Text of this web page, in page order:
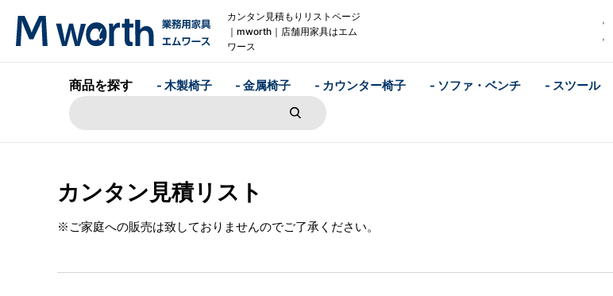
カンタン見積もりリストページ
｜mworth｜店舗用家具はエム
ワース
商品を探す - 木製椅子 - 金属椅子 - カウンター椅子 - ソファ・ベンチ - スツール
カンタン見積リスト
※ご家庭への販売は致しておりませんのでご了承ください。